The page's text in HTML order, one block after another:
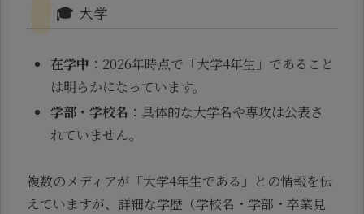
🎓 大学
在学中 ：2026年時点で「大学4年生」であること
は明らかになっています。
学部・学校名 ：具体的な大学名や専攻は公表さ
れていません。
複数のメディアが「大学4年生である」との情報を伝
えていますが、詳細な学歴（学校名・学部・卒業見